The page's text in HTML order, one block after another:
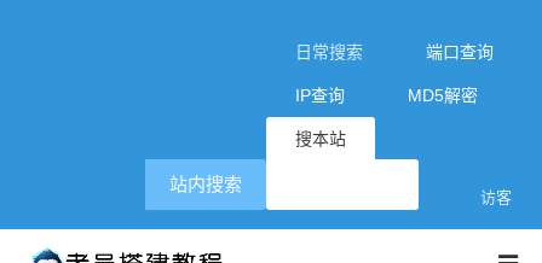
日常搜索 端口查询
IP查询 MD5解密
搜本站
访客
站内搜索